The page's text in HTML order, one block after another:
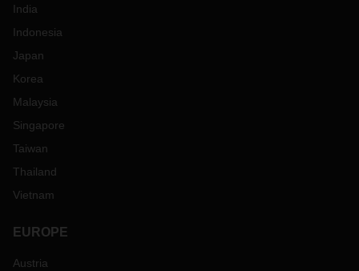
India
Indonesia
Japan
Korea
Malaysia
Singapore
Taiwan
Thailand
Vietnam
EUROPE
Austria